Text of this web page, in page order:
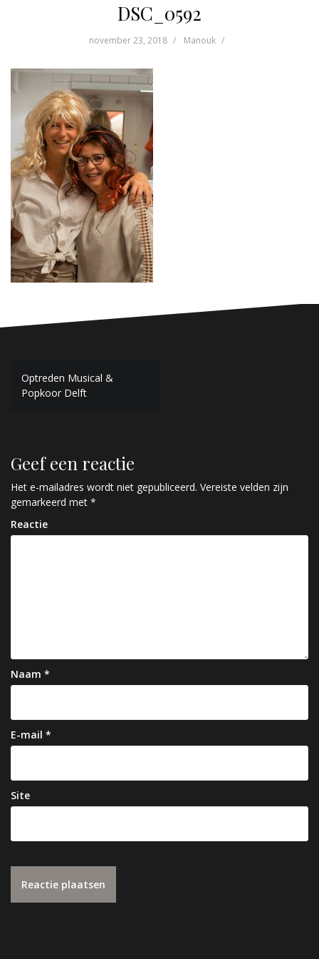
DSC_0592
november 23, 2018 Manouk
Bericht
navigatie
Optreden Musical &
Popkoor Delft
Geef een reactie
Het e-mailadres wordt niet gepubliceerd. Vereiste velden zijn
gemarkeerd met *
Reactie
Naam *
E-mail *
Site